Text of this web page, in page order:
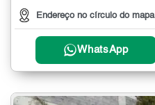
Endereço no círculo do mapa
WhatsApp